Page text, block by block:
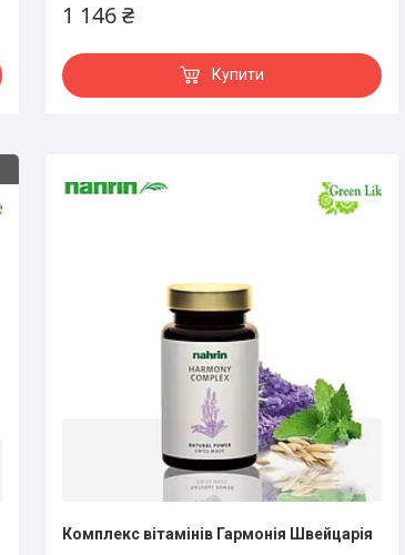
1 146 ₴
Купити
Комплекс вітамінів Гармонія Швейцарія